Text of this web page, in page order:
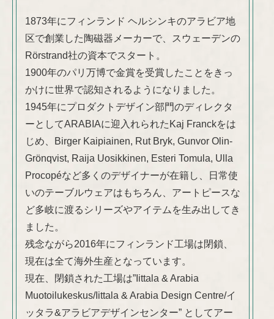
1873年にフィンランド ヘルシンキのアラビア地
区で創業した陶磁器メーカーで、スウェーデンの
Rörstrand社の資本でスタート。
1900年のパリ万博で金賞を受賞したことをきっ
かけに世界で認知されるようになりました。
1945年にプロダクトデザイン部門のディレクタ
ーとしてARABIAに迎入れられたKaj Franckをは
じめ、Birger Kaipiainen, Rut Bryk, Gunvor Olin-
Grönqvist, Raija Uosikkinen, Esteri Tomula, Ulla
Procopéなど多くのデザイナーが在籍し、日常使
いのテーブルウェアはもちろん、アートピースな
ど多岐に渡るシリーズやアイテムを生み出してき
ました。
残念ながら2016年にフィンランド工場は閉鎖、
現在は全て海外生産となっています。
現在、閉鎖された工場は”Iittala & Arabia
Muotoilukeskus/Iittala & Arabia Design Centre/イ
ッタラ&アラビアデザインセンター” としてアー